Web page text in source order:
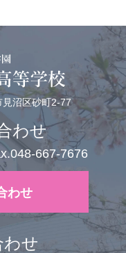
沼区砂町2-77
わせ
667-7676
わせ
せ